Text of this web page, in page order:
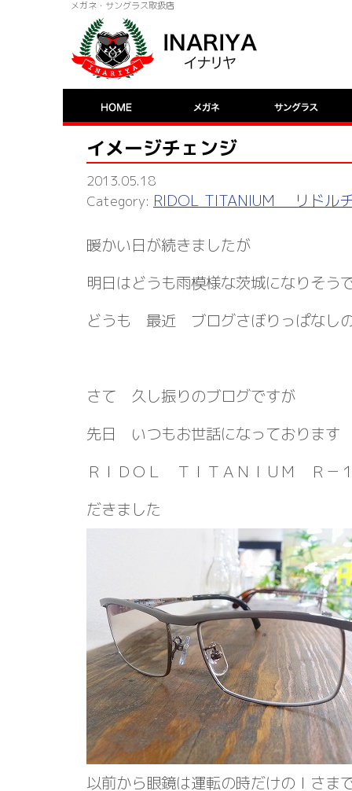
メガネ・サングラス取扱店
イメージチェンジ
2013.05.18
RIDOL TITANIUM リドル
暖かい日が続きましたが
明日はどうも雨模様な茨城になりそう
どうも 最近 ブログさぼりっぱな
さて 久し振りのブログですが
先日 いつもお世話になっております
ＲＩＤＯＬ ＴＩＴＡＮＩＵＭ Ｒ
だきました
以前から眼鏡は運転の時だけのＩさ